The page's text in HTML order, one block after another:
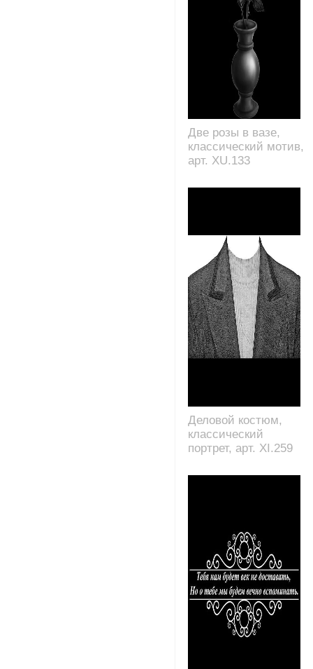
Две розы в вазе,
классический мотив,
арт. XU.133
Деловой костюм,
классический
портрет, арт. XI.259